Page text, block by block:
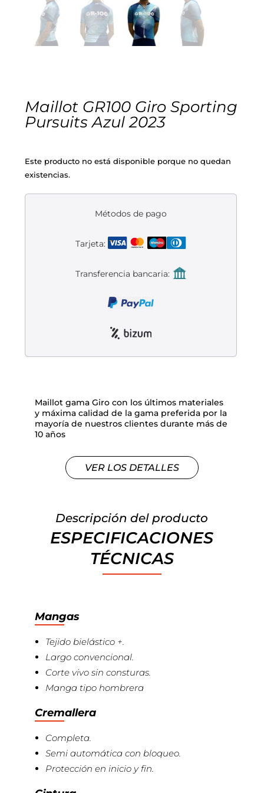
Eléctricas
Montajes a la Carta
Segunda mano
Pedales
Ruedas
Sillines
Suspensión
Manillares
Gafas
Puños y cintas
Luces
Bombas
Portabidones
Mantenimiento de bicicletas
Equipaciones gr-100
Ropa
Guantes
Calcetines
Varios
REBAJAS
Maillot GR100 Giro Sporting
Pursuits Azul 2023
Este producto no está disponible porque no quedan
existencias.
Métodos de pago
Tarjeta:
Transferencia bancaria:
Maillot gama Giro con los últimos materiales
y máxima calidad de la gama preferida por la
mayoría de nuestros clientes durante más de
10 años
VER LOS DETALLES
Descripción del producto
ESPECIFICACIONES
TÉCNICAS
Mangas
Tejido bielástico +.
Largo convencional.
Corte vivo sin consturas.
Manga tipo hombrera
Cremallera
Completa.
Semi automática con bloqueo.
Protección en inicio y fin.